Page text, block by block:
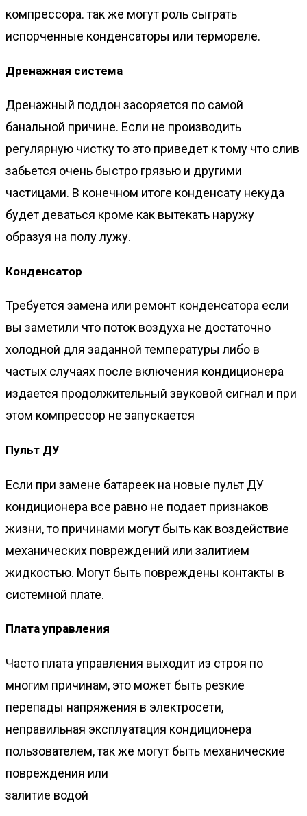
компрессора. так же могут роль сыграть
испорченные конденсаторы или термореле.
Дренажная система
Дренажный поддон засоряется по самой
банальной причине. Если не производить
регулярную чистку то это приведет к тому что слив
забьется очень быстро грязью и другими
частицами. В конечном итоге конденсату некуда
будет деваться кроме как вытекать наружу
образуя на полу лужу.
Конденсатор
Требуется замена или ремонт конденсатора если
вы заметили что поток воздуха не достаточно
холодной для заданной температуры либо в
частых случаях после включения кондиционера
издается продолжительный звуковой сигнал и при
этом компрессор не запускается
Пульт ДУ
Если при замене батареек на новые пульт ДУ
кондиционера все равно не подает признаков
жизни, то причинами могут быть как воздействие
механических повреждений или залитием
жидкостью. Могут быть повреждены контакты в
системной плате.
Плата управления
Часто плата управления выходит из строя по
многим причинам, это может быть резкие
перепады напряжения в электросети,
неправильная эксплуатация кондиционера
пользователем, так же могут быть механические
повреждения или
залитие водой